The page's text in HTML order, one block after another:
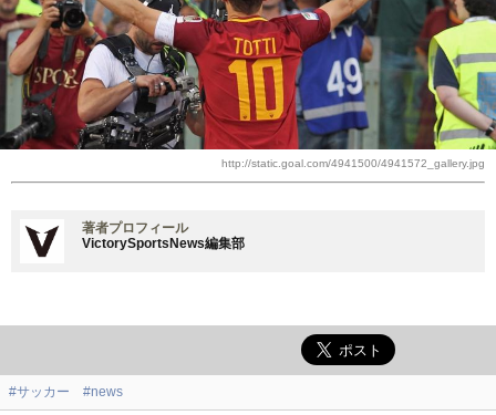
http://static.goal.com/4941500/4941572_gallery.jpg
著者プロフィール
VictorySportsNews編集部
#サッカー #news